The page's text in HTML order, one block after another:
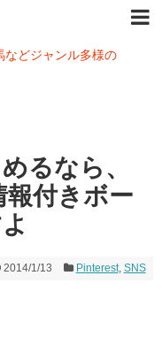
などジャンル多様の
るなら、
付きボー
2014/1/13 Pinterest, SNS